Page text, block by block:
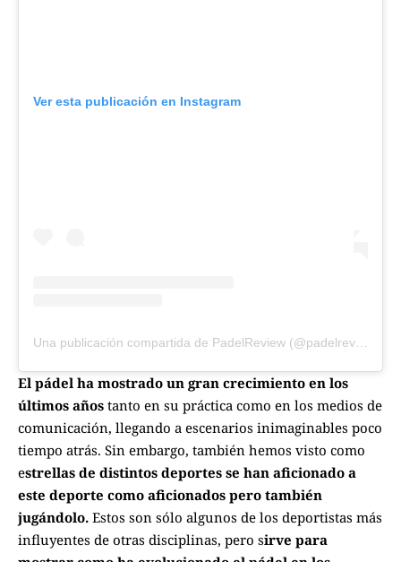
Ver esta publicación en Instagram
El pádel ha mostrado un gran crecimiento en los
últimos años tanto en su práctica como en los medios de
comunicación, llegando a escenarios inimaginables poco
tiempo atrás. Sin embargo, también hemos visto como
estrellas de distintos deportes se han aficionado a
este deporte como aficionados pero también
jugándolo. Estos son sólo algunos de los deportistas más
influyentes de otras disciplinas, pero sirve para